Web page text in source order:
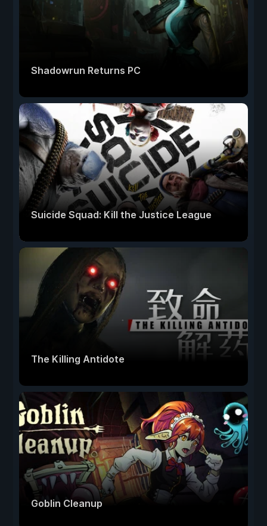
Shadowrun Returns PC
Suicide Squad: Kill the Justice League
The Killing Antidote
Goblin Cleanup